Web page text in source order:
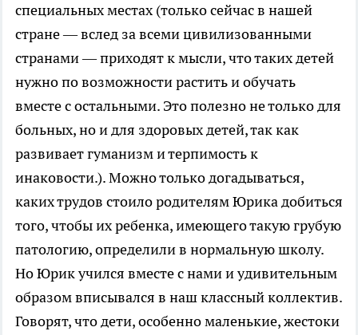
специальных местах (только сейчас в нашей
стране — вслед за всеми цивилизованными
странами — приходят к мысли, что таких детей
нужно по возможности растить и обучать
вместе с остальными. Это полезно не только для
больных, но и для здоровых детей, так как
развивает гуманизм и терпимость к
инаковости.). Можно только догадываться,
каких трудов стоило родителям Юрика добиться
того, чтобы их ребенка, имеющего такую грубую
патологию, определили в нормальную школу.
Но Юрик учился вместе с нами и удивительным
образом вписывался в наш классный коллектив.
Говорят, что дети, особенно маленькие, жестоки